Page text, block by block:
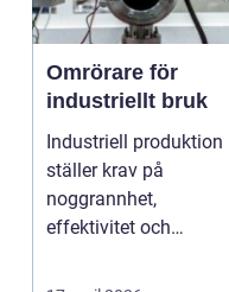
Omrörare för
industriellt bruk
Industriell produktion
ställer krav på
noggrannhet,
effektivitet och